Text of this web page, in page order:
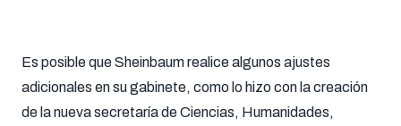
Es posible que Sheinbaum realice algunos ajustes
adicionales en su gabinete, como lo hizo con la creación
de la nueva secretaría de Ciencias, Humanidades,